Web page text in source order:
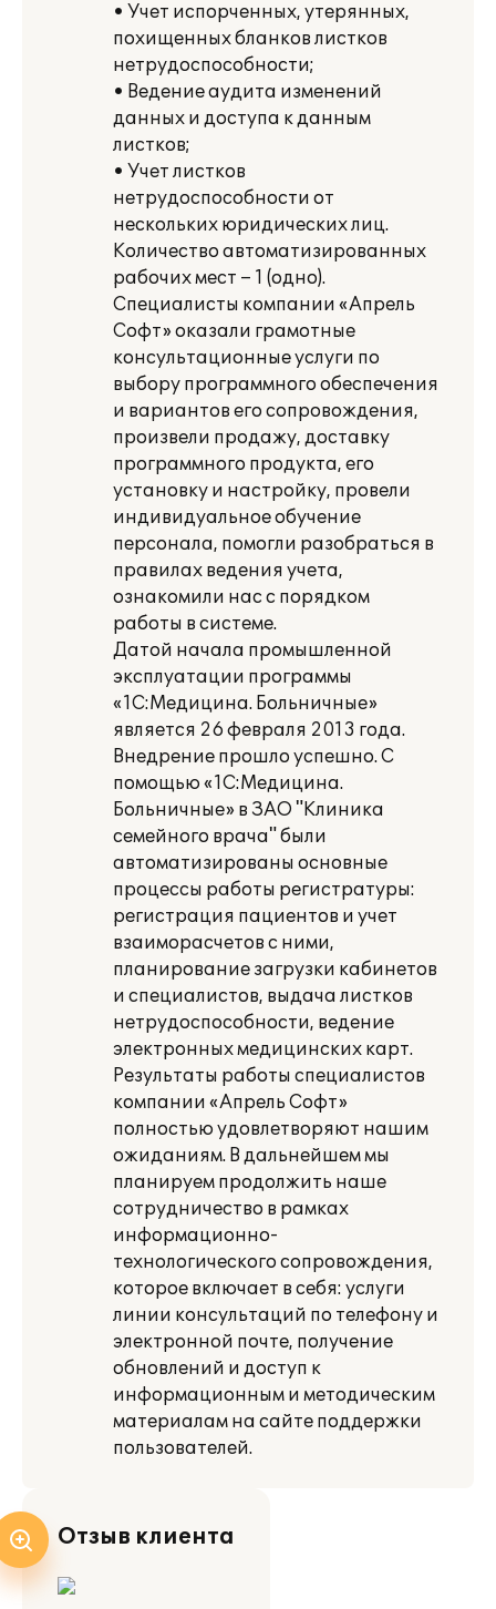
• Учет испорченных, утерянных,
похищенных бланков листков
нетрудоспособности;
• Ведение аудита изменений
данных и доступа к данным
листков;
• Учет листков
нетрудоспособности от
нескольких юридических лиц.
Количество автоматизированных
рабочих мест – 1 (одно).
Специалисты компании «Апрель
Софт» оказали грамотные
консультационные услуги по
выбору программного обеспечения
и вариантов его сопровождения,
произвели продажу, доставку
программного продукта, его
установку и настройку, провели
индивидуальное обучение
персонала, помогли разобраться в
правилах ведения учета,
ознакомили нас с порядком
работы в системе.
Датой начала промышленной
эксплуатации программы
«1С:Медицина. Больничные»
является 26 февраля 2013 года.
Внедрение прошло успешно. С
помощью «1С:Медицина.
Больничные» в ЗАО "Клиника
семейного врача" были
автоматизированы основные
процессы работы регистратуры:
регистрация пациентов и учет
взаиморасчетов с ними,
планирование загрузки кабинетов
и специалистов, выдача листков
нетрудоспособности, ведение
электронных медицинских карт.
Результаты работы специалистов
компании «Апрель Софт»
полностью удовлетворяют нашим
ожиданиям. В дальнейшем мы
планируем продолжить наше
сотрудничество в рамках
информационно-
технологического сопровождения,
которое включает в себя: услуги
линии консультаций по телефону и
электронной почте, получение
обновлений и доступ к
информационным и методическим
материалам на сайте поддержки
пользователей.
Отзыв клиента